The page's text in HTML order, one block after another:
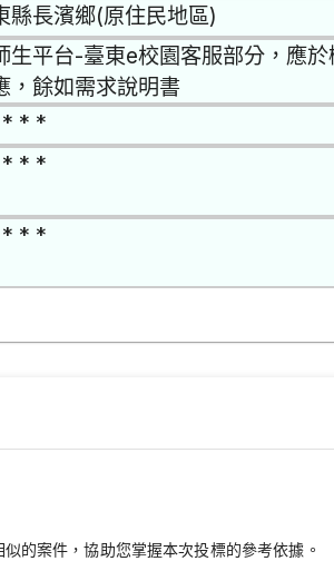
縣長濱鄉(原住民地區)
生平台-臺東e校園客服部分，應
，餘如需求說明書
* *
* *
* *
的案件，協助您掌握本次投標的參考依據。